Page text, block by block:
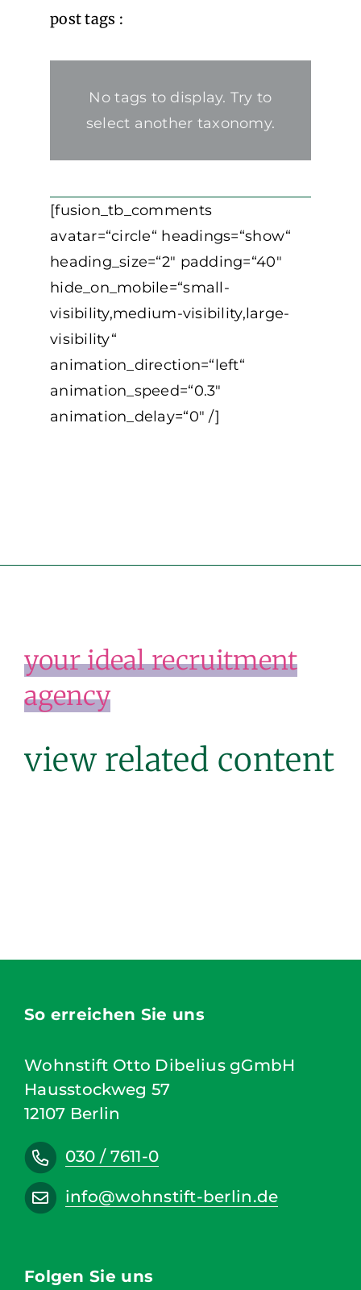
post tags :
No tags to display. Try to
select another taxonomy.
[fusion_tb_comments
avatar=“circle“ headings=“show“
heading_size=“2″ padding=“40″
hide_on_mobile=“small-
visibility,medium-visibility,large-
visibility“
animation_direction=“left“
animation_speed=“0.3″
animation_delay=“0″ /]
your ideal recruitment
agency
view related content
So erreichen Sie uns
Wohnstift Otto Dibelius gGmbH
Hausstockweg 57
12107 Berlin
030 / 7611-0
info@wohnstift-berlin.de
Folgen Sie uns